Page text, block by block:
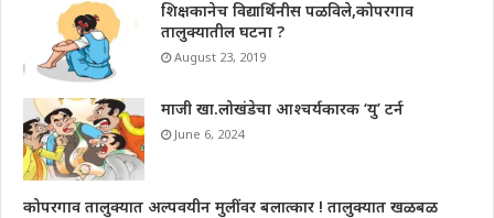
शिक्षकानेच विद्यार्थिनीस पळविले,कोपरगाव
तालुक्यातील घटना ?
August 23, 2019
माजी खा.लोखंडेचा आश्चर्यकारक ‘यु’ टर्न
June 6, 2024
कोपरगाव तालुक्यात अल्पवयीन मुलींवर बलात्कार ! तालुक्यात खळबळ